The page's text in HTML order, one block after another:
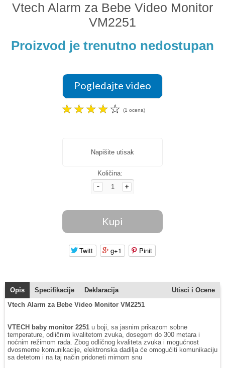
Vtech Alarm za Bebe Video Monitor
VM2251
Proizvod je trenutno nedostupan
Pogledajte video
☆
☆
☆
☆
☆ (1 ocena)
Napišite utisak
Količina:
Twitt g+1 Pinit
Opis Specifikacije Deklaracija
Utisci i Ocene
Vtech Alarm za Bebe Video Monitor VM2251
VTECH baby monitor 2251 u boji, sa jasnim prikazom sobne
temperature, odličnim kvalitetom zvuka, dosegom do 300 metara i
noćnim režimom rada. Zbog odličnog kvaliteta zvuka i mogućnost
dvosmerne komunikacije, elektronska dadilja će omogućiti komunikaciju
sa detetom i na taj način pridoneti mirnom snu